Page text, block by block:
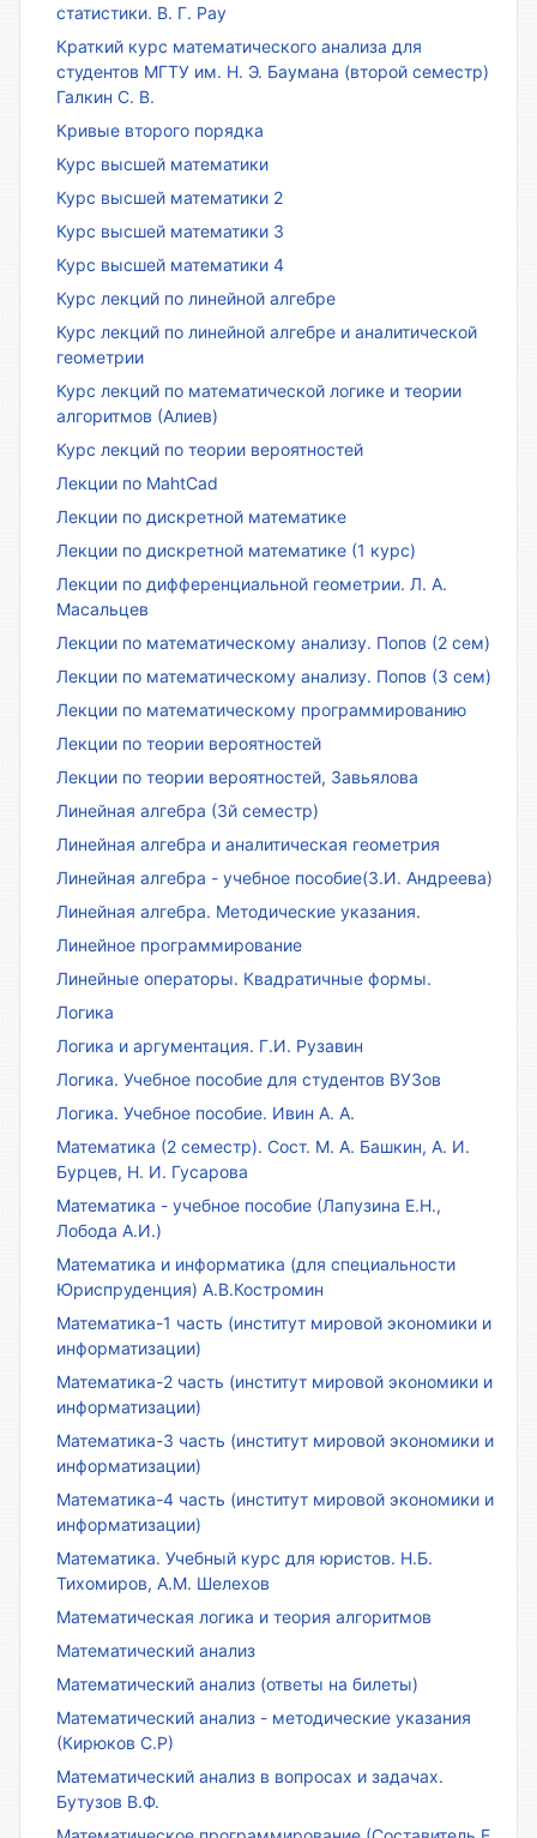
статистики. В. Г. Рау
Краткий курс математического анализа для
студентов МГТУ им. Н. Э. Баумана (второй семестр)
Галкин С. В.
Кривые второго порядка
Курс высшей математики
Курс высшей математики 2
Курс высшей математики 3
Курс высшей математики 4
Курс лекций по линейной алгебре
Курс лекций по линейной алгебре и аналитической
геометрии
Курс лекций по математической логике и теории
алгоритмов (Алиев)
Курс лекций по теории вероятностей
Лекции по MahtCad
Лекции по дискретной математике
Лекции по дискретной математике (1 курс)
Лекции по дифференциальной геометрии. Л. А.
Масальцев
Лекции по математическому анализу. Попов (2 сем)
Лекции по математическому анализу. Попов (3 сем)
Лекции по математическому программированию
Лекции по теории вероятностей
Лекции по теории вероятностей, Завьялова
Линейная алгебра (3й семестр)
Линейная алгебра и аналитическая геометрия
Линейная алгебра - учебное пособие(З.И. Андреева)
Линейная алгебра. Методические указания.
Линейное программирование
Линейные операторы. Квадратичные формы.
Логика
Логика и аргументация. Г.И. Рузавин
Логика. Учебное пособие для студентов ВУЗов
Логика. Учебное пособие. Ивин А. А.
Математика (2 семестр). Сост. М. А. Башкин, А. И.
Бурцев, Н. И. Гусарова
Математика - учебное пособие (Лапузина Е.Н.,
Лобода А.И.)
Математика и информатика (для специальности
Юриспруденция) А.В.Костромин
Математика-1 часть (институт мировой экономики и
информатизации)
Математика-2 часть (институт мировой экономики и
информатизации)
Математика-3 часть (институт мировой экономики и
информатизации)
Математика-4 часть (институт мировой экономики и
информатизации)
Математика. Учебный курс для юристов. Н.Б.
Тихомиров, А.М. Шелехов
Математическая логика и теория алгоритмов
Математический анализ
Математический анализ (ответы на билеты)
Математический анализ - методические указания
(Кирюков С.Р)
Математический анализ в вопросах и задачах.
Бутузов В.Ф.